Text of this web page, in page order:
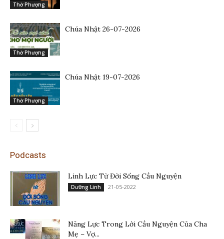
Thờ Phượng
Thờ Phượng
Chúa Nhật 26-07-2026
Thờ Phượng
Chúa Nhật 19-07-2026
Podcasts
Linh Lực Từ Đời Sống Cầu Nguyện
Dưỡng Linh 21-05-2022
Năng Lực Trong Lời Cầu Nguyện Của Cha
Mẹ – Vợ...